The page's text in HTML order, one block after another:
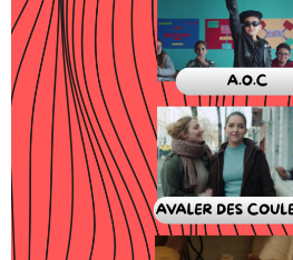
PAYER
MES
FACTURES